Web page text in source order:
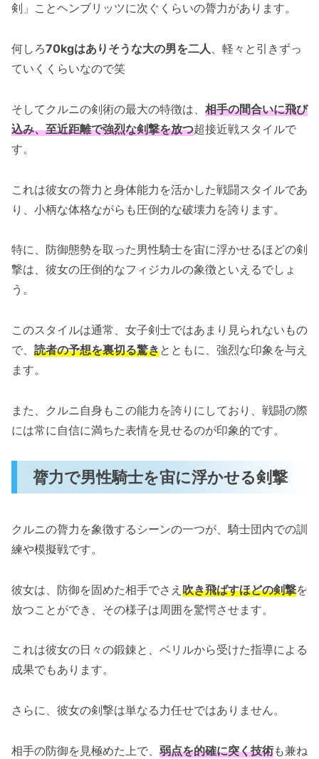
剣」ことヘンブリッツに次ぐくらいの膂力があります。
何しろ70kgはありそうな大の男を二人 、軽々と引きずっ
ていくくらいなので笑
そしてクルニの剣術の最大の特徴は、 相手の間合いに飛び
込み、至近距離で強烈な剣撃を放つ超接近戦スタイルで
す。
これは彼女の膂力と身体能力を活かした戦闘スタイルであ
り、小柄な体格ながらも圧倒的な破壊力を誇ります。
特に、防御態勢を取った男性騎士を宙に浮かせるほどの剣
撃は、彼女の圧倒的なフィジカルの象徴といえるでしょ
う。
このスタイルは通常、女子剣士ではあまり見られないもの
で、 読者の予想を裏切る驚きとともに、強烈な印象を与え
ます。
また、クルニ自身もこの能力を誇りにしており、戦闘の際
には常に自信に満ちた表情を見せるのが印象的です。
膂力で男性騎士を宙に浮かせる剣撃
クルニの膂力を象徴するシーンの一つが、騎士団内での訓
練や模擬戦です。
彼女は、防御を固めた相手でさえ 吹き飛ばすほどの剣撃を
放つことができ、その様子は周囲を驚愕させます。
これは彼女の日々の鍛錬と、ベリルから受けた指導による
成果でもあります。
さらに、彼女の剣撃は単なる力任せではありません。
相手の防御を見極めた上で、 弱点を的確に突く技術も兼ね